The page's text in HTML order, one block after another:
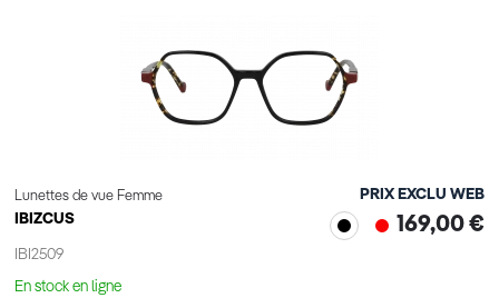
Lunettes de vue Femme
IBIZCUS
IBI2509
PRIX EXCLU WEB
169,00 €
En stock en ligne